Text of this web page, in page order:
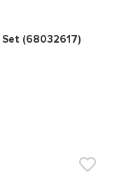
0(68032617)